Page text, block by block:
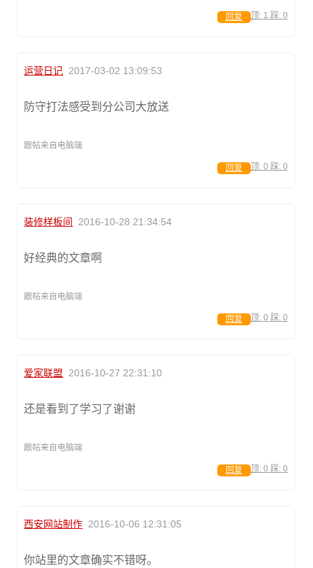
顶: 1 踩: 0
回复
运营日记 2017-03-02 13:09:53
防守打法感受到分公司大放送
跟帖来自电脑端
顶: 0 踩: 0
回复
装修样板间 2016-10-28 21:34:54
好经典的文章啊
跟帖来自电脑端
顶: 0 踩: 0
回复
爱家联盟 2016-10-27 22:31:10
还是看到了学习了谢谢
跟帖来自电脑端
顶: 0 踩: 0
回复
西安网站制作 2016-10-06 12:31:05
你站里的文章确实不错呀。